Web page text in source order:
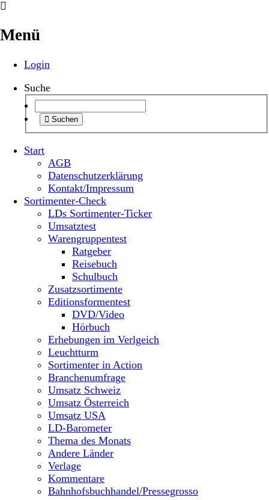
Menü
Login
Suche
Suchen
Start
AGB
Datenschutzerklärung
Kontakt/Impressum
Sortimenter-Check
LDs Sortimenter-Ticker
Umsatztest
Warengruppentest
Ratgeber
Reisebuch
Schulbuch
Zusatzsortimente
Editionsformentest
DVD/Video
Hörbuch
Erhebungen im Verlgeich
Leuchtturm
Sortimenter in Action
Branchenumfrage
Umsatz Schweiz
Umsatz Österreich
Umsatz USA
LD-Barometer
Thema des Monats
Andere Länder
Verlage
Kommentare
Bahnhofsbuchhandel/Pressegrosso